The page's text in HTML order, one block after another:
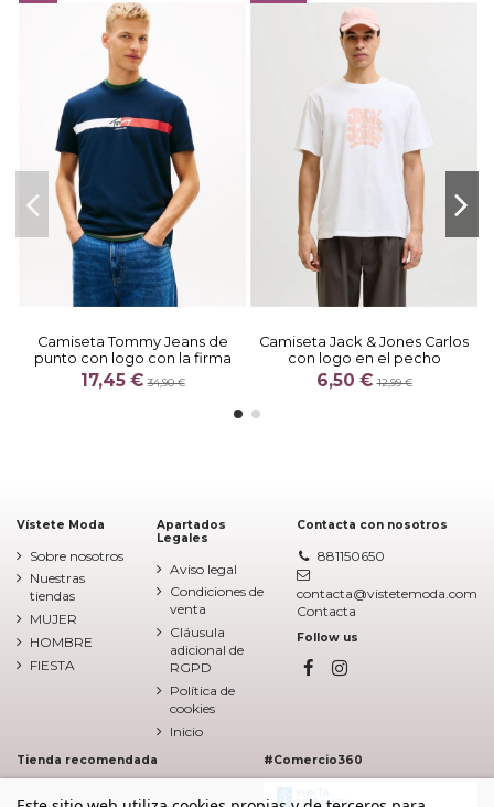
Camiseta Tommy Jeans de
punto con logo con la firma
17,45 €34,90 €
Camiseta Jack & Jones Carlos
con logo en el pecho
6,50 €12,99 €
Vístete Moda
Sobre nosotros
Nuestras
tiendas
MUJER
HOMBRE
FIESTA
Apartados
Legales
Aviso legal
Condiciones de
venta
Cláusula
adicional de
RGPD
Política de
cookies
Inicio
Contacta con nosotros
881150650
contacta@vistetemoda.com
Contacta
Follow us
Tienda recomendada #Comercio360